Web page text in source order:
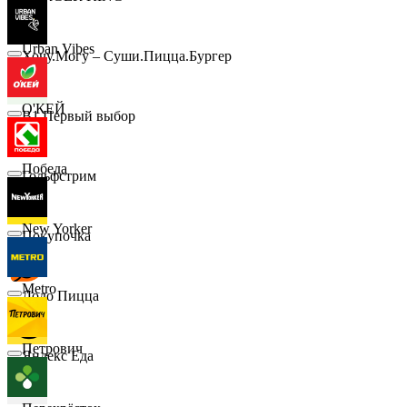
Хочу.Могу – Суши.Пицца.Бургер
B1 Первый выбор
Гольфстрим
Покупочка
Додо Пицца
Яндекс Еда
Urban Vibes
О'КЕЙ
Победа
New Yorker
Metro
Петрович